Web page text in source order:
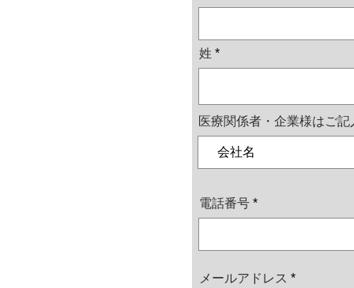
姓
医療関係者・企業様はご記
電話番号
メールアドレス